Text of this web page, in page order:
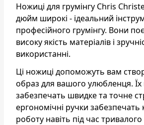
Ножиці для грумінгу Chris
дюйм широкі - ідеальний
професійного грумінгу. Вони
високу якість матеріалів і
використанні.
Ці ножиці допоможуть вам
образ для вашого улюбленця. Їх
забезпечать швидке та точне
ергономічні ручки
роботу навіть під час